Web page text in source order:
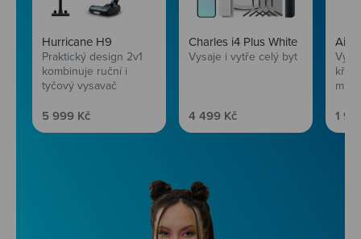
Hurricane H9
Praktický design 2v1
kombinuje ruční i
tyčový vysavač
Prodejní cena
5 999 Kč
Charles i4 Plus White
Vysaje i vytře celý byt
Prodejní cena
4 499 Kč 1